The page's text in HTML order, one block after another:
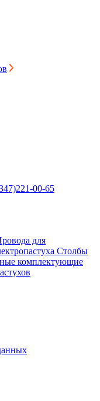
00-65
для
Столбы
комплектующие